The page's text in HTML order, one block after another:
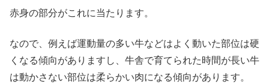
赤身の部分がこれに当たります。
なので、例えば運動量の多い牛などはよく動いた部位は硬
くなる傾向がありますし、牛舎で育てられた時間が長い牛
は動かさない部位は柔らかい肉になる傾向があります。